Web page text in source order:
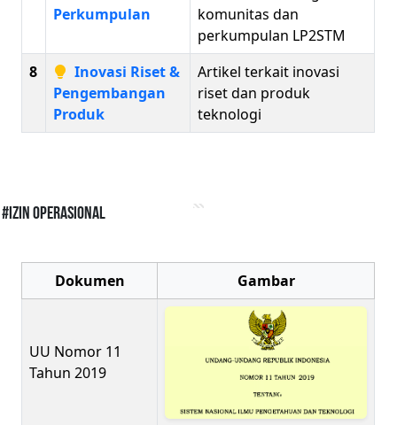
Perkumpulan
komunitas dan
perkumpulan LP2STM
8
Inovasi Riset &
Pengembangan
Produk
Artikel terkait inovasi
riset dan produk
teknologi
#Izin Operasional
Dokumen Gambar
UU Nomor 11
Tahun 2019